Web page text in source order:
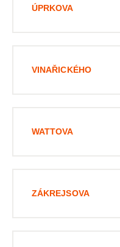
ÚPRKOVA
VINAŘICKÉHO
WATTOVA
ZÁKREJSOVA